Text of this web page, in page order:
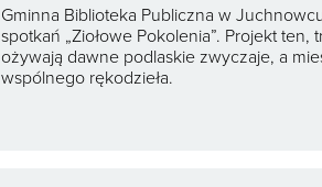
Gminna Biblioteka Publiczna w
spotkań „Ziołowe Pokolenia”. Projekt
ożywają dawne podlaskie zwyczaje, a
wspólnego rękodzieła.